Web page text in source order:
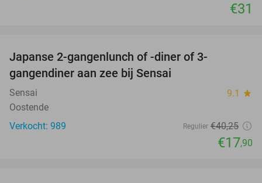
€31
Japanse 2-gangenlunch of -diner of 3-
gangendiner aan zee bij Sensai
Sensai 9.1 star
Oostende
Verkocht: 989
Regulier €40,25
€17,90